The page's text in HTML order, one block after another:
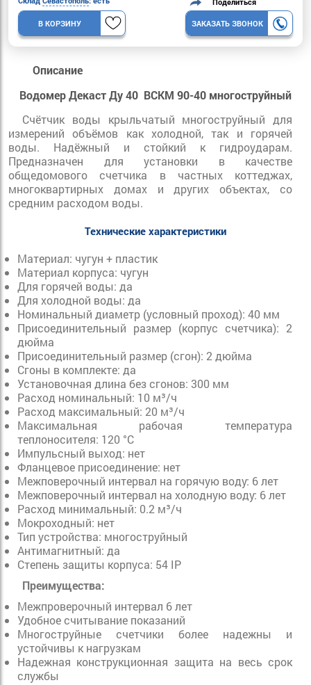
В КОРЗИНУ ЗАКАЗАТЬ ЗВОНОК
Описание
Водомер Декаст Ду 40 ВСКМ 90-40 многоструйный
Счётчик воды крыльчатый многоструйный для
измерений объёмов как холодной, так и горячей
воды. Надёжный и стойкий к гидроударам.
Предназначен для установки в качестве
общедомового счетчика в частных коттеджах,
многоквартирных домах и других объектах, со
средним расходом воды.
Технические характеристики
Материал: чугун + пластик
Материал корпуса: чугун
Для горячей воды: да
Для холодной воды: да
Номинальный диаметр (условный проход): 40 мм
Присоединительный размер (корпус счетчика): 2
дюйма
Присоединительный размер (сгон): 2 дюйма
Сгоны в комплекте: да
Установочная длина без сгонов: 300 мм
Расход номинальный: 10 м³/ч
Расход максимальный: 20 м³/ч
Максимальная рабочая температура
теплоносителя: 120 °С
Импульсный выход: нет
Фланцевое присоединение: нет
Межповерочный интервал на горячую воду: 6 лет
Межповерочный интервал на холодную воду: 6 лет
Расход минимальный: 0.2 м³/ч
Мокроходный: нет
Тип устройства: многоструйный
Антимагнитный: да
Степень защиты корпуса: 54 IP
Преимущества:
Межпроверочный интервал 6 лет
Удобное считывание показаний
Многоструйные счетчики более надежны и
устойчивы к нагрузкам
Надежная конструкционная защита на весь срок
службы